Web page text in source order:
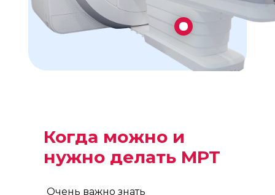
Очень важно знать
Когда можно и
нужно делать МРТ